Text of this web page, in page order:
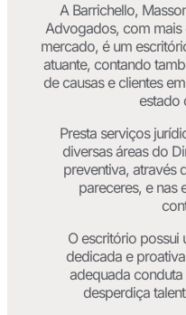
A Barrichello,
Advogados, com mais
mercado, é um
atuante, contando
de causas e clientes
estado
Presta serviços
diversas áreas do
preventiva, através
pareceres, e nas
O escritório possui
dedicada e
adequada
desperdiça